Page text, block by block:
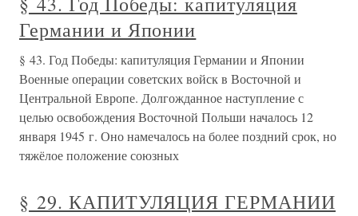
Германии и Японии
§ 43. Год Победы: капитуляция Германии и Японии
Военные операции советских войск в Восточной и
Центральной Европе. Долгожданное наступление с
целью освобождения Восточной Польши началось 12
января 1945 г. Оно намечалось на более поздний срок, но
тяжёлое положение союзных
§ 29. КАПИТУЛЯЦИЯ ГЕРМАНИИ